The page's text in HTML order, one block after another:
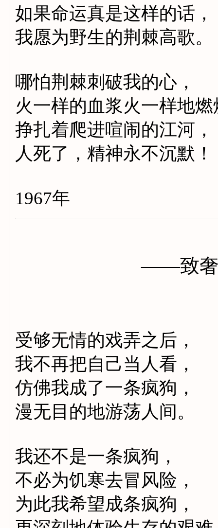
如果命运真是这样的话，
我愿为野生的荆棘高歌。
哪怕荆棘刺破我的心，
火一样的血浆火一样地
挣扎着爬进喧闹的江河，
人死了，精神永不沉默！
1967年
——致奢
受够无情的戏弄之后，
我不再把自己当人看，
仿佛我成了一条疯狗，
漫无目的地游荡人间。
我还不是一条疯狗，
不必为饥寒去冒风险，
为此我希望成条疯狗，